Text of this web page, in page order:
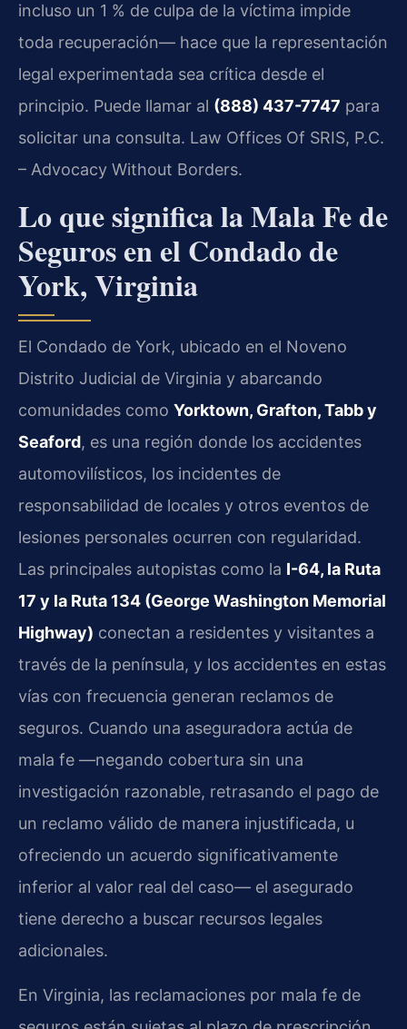
incluso un 1 % de culpa de la víctima impide
toda recuperación— hace que la representación
legal experimentada sea crítica desde el
principio. Puede llamar al (888) 437-7747 para
solicitar una consulta. Law Offices Of SRIS, P.C.
– Advocacy Without Borders.
Lo que significa la Mala Fe de
Seguros en el Condado de
York, Virginia
El Condado de York, ubicado en el Noveno
Distrito Judicial de Virginia y abarcando
comunidades como Yorktown, Grafton, Tabb y
Seaford, es una región donde los accidentes
automovilísticos, los incidentes de
responsabilidad de locales y otros eventos de
lesiones personales ocurren con regularidad.
Las principales autopistas como la I-64, la Ruta
17 y la Ruta 134 (George Washington Memorial
Highway) conectan a residentes y visitantes a
través de la península, y los accidentes en estas
vías con frecuencia generan reclamos de
seguros. Cuando una aseguradora actúa de
mala fe —negando cobertura sin una
investigación razonable, retrasando el pago de
un reclamo válido de manera injustificada, u
ofreciendo un acuerdo significativamente
inferior al valor real del caso— el asegurado
tiene derecho a buscar recursos legales
adicionales.
En Virginia, las reclamaciones por mala fe de